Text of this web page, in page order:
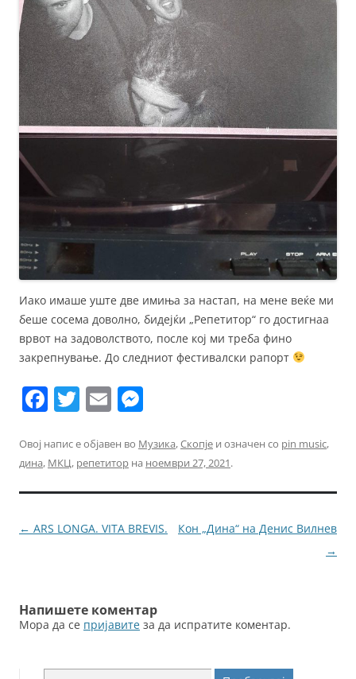
Иако имаше уште две имиња за настап, на мене веќе ми
беше сосема доволно, бидејќи „Репетитор“ го достигнаа
врвот на задоволството, после кој ми треба фино
закрепнување. До следниот фестивалски рапорт
F
c
e
b
o
T
itt
er
E
ai
l
ss
e
n
g
Овој напис е објавен во Музика,Скопје и означен со pin music,
дина, МКЦ, репетитор на ноември 27, 2021.
Навигација
← ARS LONGA. VITA BREVIS.
Кон „Дина“ на Денис Вилнев
→
Напишете коментар
Мора да се пријавите за да испратите коментар.